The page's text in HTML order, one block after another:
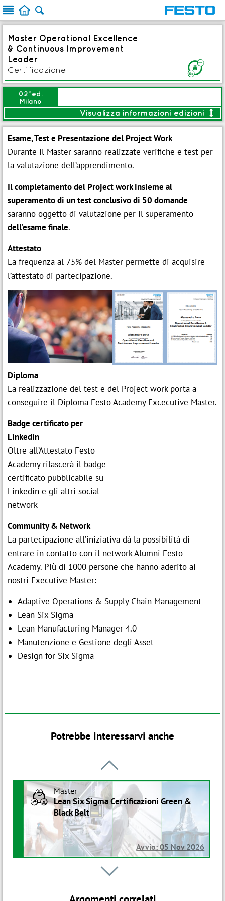
  
Esame, Test e Presentazione del Project Work
Durante il Master saranno realizzate verifiche e test per
la valutazione dell’apprendimento.
Il completamento del Project work insieme al
superamento di un test conclusivo di 50 domande
saranno oggetto di valutazione per il superamento
dell’esame finale.
Attestato
La frequenza al 75% del Master permette di acquisire
l’attestato di partecipazione.
Diploma
La realizzazione del test e del Project work porta a
conseguire il Diploma Festo Academy Excecutive Master.
Badge certificato per
Linkedin
Oltre all’Attestato Festo
Academy rilascerà il badge
certificato pubblicabile su
Linkedin e gli altri social
network
Community & Network
La partecipazione all’iniziativa dà la possibilità di
entrare in contatto con il network Alumni Festo
Academy. Più di 1000 persone che hanno aderito ai
nostri Executive Master:
Adaptive Operations & Supply Chain Management
Lean Six Sigma
Lean Manufacturing Manager 4.0
Manutenzione e Gestione degli Asset
Design for Six Sigma
Potrebbe interessarvi anche

B Master
Lean Six Sigma Certificazioni Green &
Black Belt
Avvio: 05 Nov 2026

02^ed.
Milano
Visualizza informazioni edizioni 
Modalità:Blended y
NOVITÀ
Avvio:11 Nov 2026
Durata:36gg (288 ore)
BrochureIT
Iscrizione entro: 04 Nov 2026
Iscriviti

p contatti@festo.com

cell +39 335 103 8822
Master Operational Excellence
& Continuous Improvement
Leader
Certificazione
F